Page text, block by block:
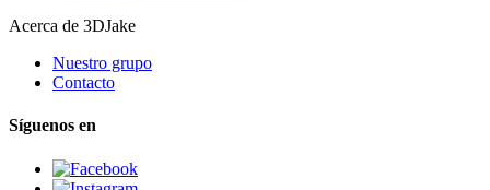
Acerca de 3DJake
Nuestro grupo
Contacto
Síguenos en